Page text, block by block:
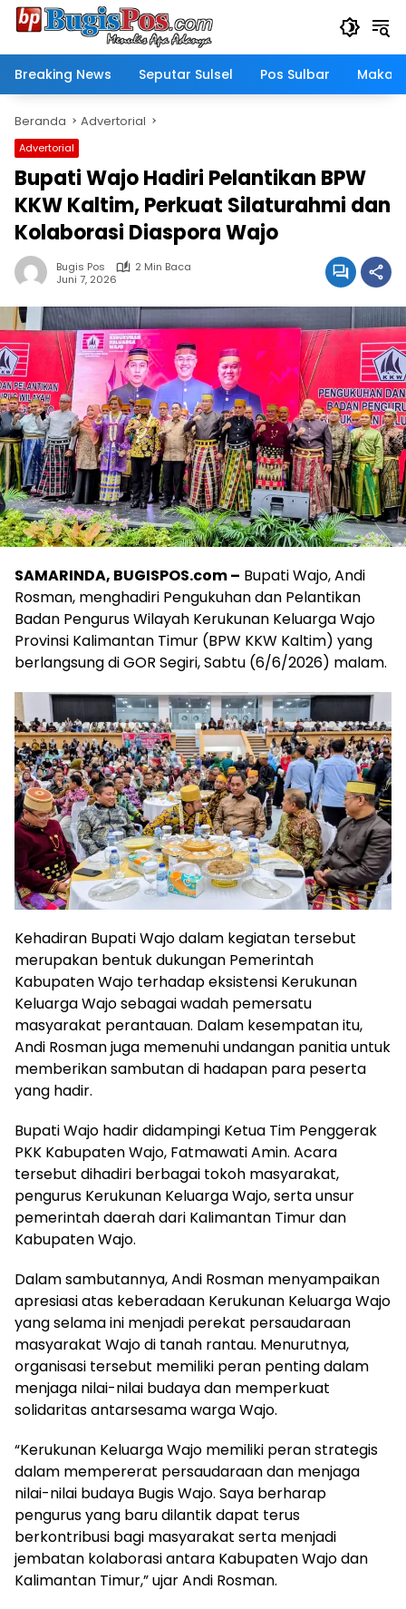
Langsung
Breaking News
Seputar Sulsel Pos Sulbar
Beranda Advertorial
Advertorial
Bupati Wajo Hadiri Pelantikan BPW
KKW Kaltim, Perkuat Silaturahmi dan
Kolaborasi Diaspora Wajo
Bugis Pos
2 Min Baca
Juni 7, 2026
SAMARINDA, BUGISPOS.com – Bupati Wajo, Andi
Rosman, menghadiri Pengukuhan dan Pelantikan
Badan Pengurus Wilayah Kerukunan Keluarga Wajo
Provinsi Kalimantan Timur (BPW KKW Kaltim) yang
berlangsung di GOR Segiri, Sabtu (6/6/2026) malam.
Kehadiran Bupati Wajo dalam kegiatan tersebut
merupakan bentuk dukungan Pemerintah
Kabupaten Wajo terhadap eksistensi Kerukunan
Keluarga Wajo sebagai wadah pemersatu
masyarakat perantauan. Dalam kesempatan itu,
Andi Rosman juga memenuhi undangan panitia untuk
memberikan sambutan di hadapan para peserta
yang hadir.
Bupati Wajo hadir didampingi Ketua Tim Penggerak
PKK Kabupaten Wajo, Fatmawati Amin. Acara
tersebut dihadiri berbagai tokoh masyarakat,
pengurus Kerukunan Keluarga Wajo, serta unsur
pemerintah daerah dari Kalimantan Timur dan
Kabupaten Wajo.
Dalam sambutannya, Andi Rosman menyampaikan
apresiasi atas keberadaan Kerukunan Keluarga Wajo
yang selama ini menjadi perekat persaudaraan
masyarakat Wajo di tanah rantau. Menurutnya,
organisasi tersebut memiliki peran penting dalam
menjaga nilai-nilai budaya dan memperkuat
solidaritas antarsesama warga Wajo.
“Kerukunan Keluarga Wajo memiliki peran strategis
dalam mempererat persaudaraan dan menjaga
nilai-nilai budaya Bugis Wajo. Saya berharap
pengurus yang baru dilantik dapat terus
berkontribusi bagi masyarakat serta menjadi
jembatan kolaborasi antara Kabupaten Wajo dan
Kalimantan Timur,” ujar Andi Rosman.